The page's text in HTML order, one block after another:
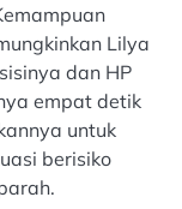
Lilya
dan HP
empat detik
untuk
berisiko